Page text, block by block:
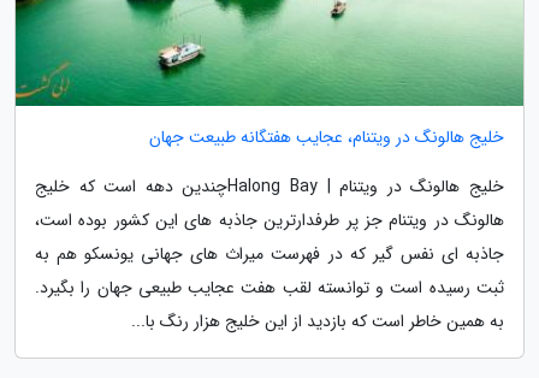
خلیج هالونگ در ویتنام، عجایب هفتگانه طبیعت جهان
خلیج هالونگ در ویتنام | Halong Bayچندین دهه است که خلیج
هالونگ در ویتنام جز پر طرفدارترین جاذبه های این کشور بوده است،
جاذبه ای نفس گیر که در فهرست میراث های جهانی یونسکو هم به
ثبت رسیده است و توانسته لقب هفت عجایب طبیعی جهان را بگیرد.
به همین خاطر است که بازدید از این خلیج هزار رنگ با...